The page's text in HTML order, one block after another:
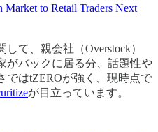
to Retail Traders Next
て、親会社（Overstock）
がバックに居る分、話題性や
ではtZEROが強く、現時点で
が目立っています。